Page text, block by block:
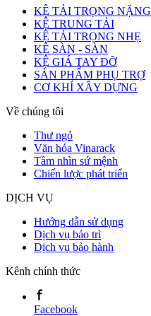
KỆ TẢI TRỌNG NẶNG
KỆ TRUNG TẢI
KỆ TẢI TRỌNG NHẸ
KỆ SÀN - SÀN
KỆ GIÁ TAY ĐỠ
SẢN PHẨM PHỤ TRỢ
CƠ KHÍ XÂY DỰNG
Về chúng tôi
Thư ngỏ
Văn hóa Vinarack
Tầm nhìn sứ mệnh
Chiến lược phát triển
DỊCH VỤ
Hướng dẫn sử dụng
Dịch vụ bảo trì
Dịch vụ bảo hành
Kênh chính thức
Facebook